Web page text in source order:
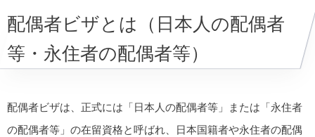
配偶者ビザとは（日本人の配偶者
等・永住者の配偶者等）
配偶者ビザは、正式には「日本人の配偶者等」または「永住者
の配偶者等」の在留資格と呼ばれ、日本国籍者や永住者の配偶